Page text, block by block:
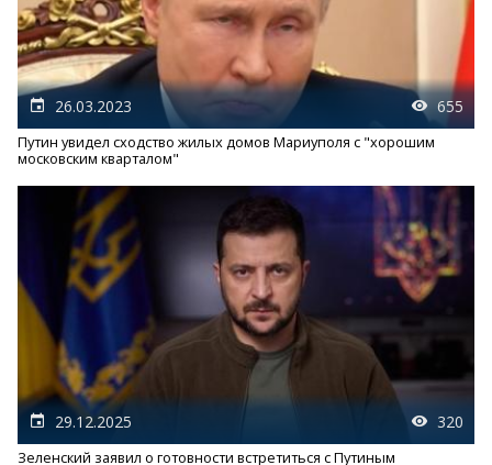
26.03.2023 655
Путин увидел сходство жилых домов Мариуполя с "хорошим
московским кварталом"
29.12.2025 320
Зеленский заявил о готовности встретиться с Путиным